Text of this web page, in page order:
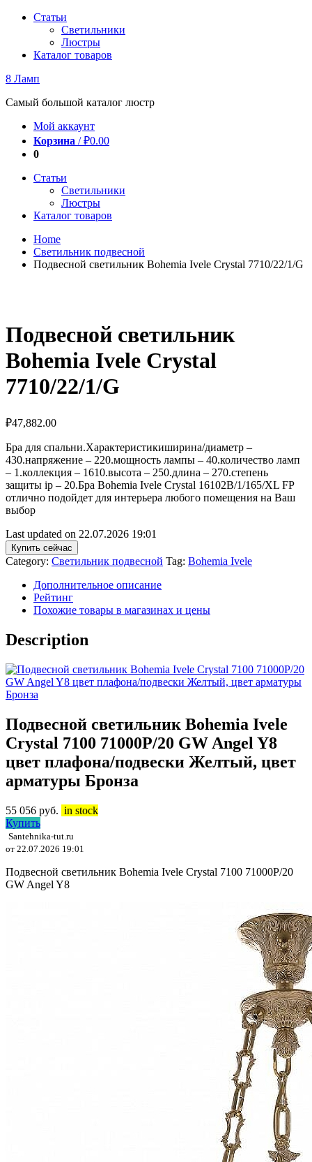
Перейти
содержимому
Статьи
Светильники
Люстры
Каталог товаров
8 Ламп
Самый большой каталог люстр
Мой аккаунт
Корзина /₽0.00
0
Статьи
Светильники
Люстры
Каталог товаров
Home
Светильник подвесной
Подвесной светильник Bohemia Ivele Crystal 7710/22/1/G
Подвесной светильник
Bohemia Ivele Crystal
7710/22/1/G
₽47,882.00
Бра для спальни.Характеристикиширина/диаметр –
430.напряжение – 220.мощность лампы – 40.количество ламп
– 1.коллекция – 1610.высота – 250.длина – 270.степень
защиты ip – 20.Бра Bohemia Ivele Crystal 16102B/1/165/XL FP
отлично подойдет для интерьера любого помещения на Ваш
выбор
Last updated on 22.07.2026 19:01
Купить сейчас
Category: Светильник подвесной Tag: Bohemia Ivele
Дополнительное описание
Рейтинг
Похожие товары в магазинах и цены
Description
Подвесной светильник Bohemia Ivele
Crystal 7100 71000P/20 GW Angel Y8
цвет плафона/подвески Желтый, цвет
арматуры Бронза
55 056 руб. in stock
Купить
Santehnika-tut.ru
от 22.07.2026 19:01
Подвесной светильник Bohemia Ivele Crystal 7100 71000P/20
GW Angel Y8